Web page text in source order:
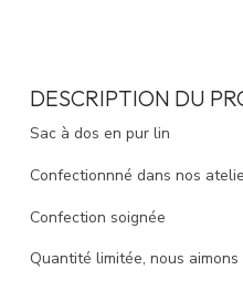
DESCRIPTION DU
Sac à dos en pur lin
Confectionnné dans nos
Confection soignée
Quantité limitée, nous